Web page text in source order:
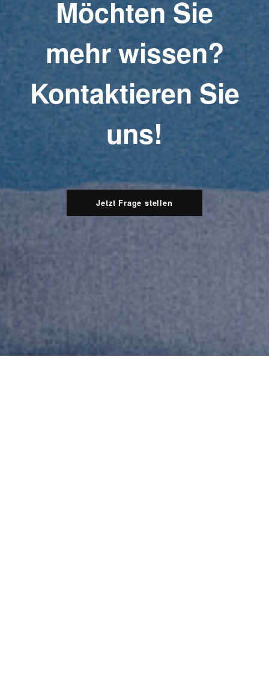
Möchten Sie
mehr wissen?
Kontaktieren Sie
uns!
Jetzt Frage stellen